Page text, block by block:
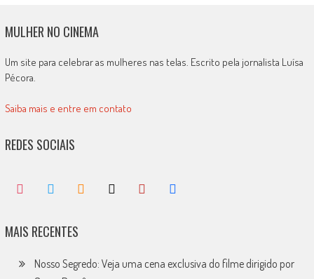
MULHER NO CINEMA
Um site para celebrar as mulheres nas telas. Escrito pela jornalista Luísa
Pécora.
Saiba mais e entre em contato
REDES SOCIAIS
MAIS RECENTES
Nosso Segredo: Veja uma cena exclusiva do filme dirigido por